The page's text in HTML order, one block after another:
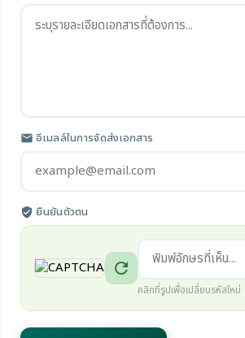
email อีเมลล์ในการจัดส่งเอกสาร
verified_user ยืนยันตัวตน
refresh
คลิกที่รูปเพื่อเปลี่ยนรหัสใหม่